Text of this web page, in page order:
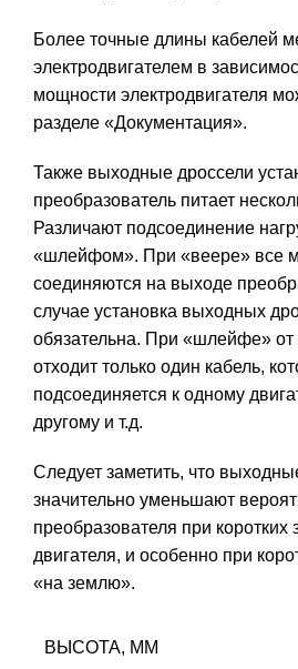
Более точные длины кабелей
электродвигателем в
мощности электродвигателя
разделе «Документация».
Также выходные дроссели
преобразователь питает
Различают подсоединение
«шлейфом». При «веере» все
соединяются на выходе
случае установка выходных
обязательна. При «шлейфе» от
отходит только один кабель,
подсоединяется к одному
другому и т.д.
Следует заметить, что
значительно уменьшают
преобразователя при
двигателя, и особенно при
«на землю».
ВЫСОТА, ММ